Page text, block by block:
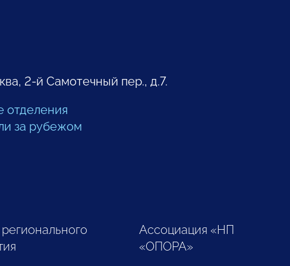
2-й Самотечный пер., д.7.
отделения
за рубежом
Ассоциация «НП
«ОПОРА»